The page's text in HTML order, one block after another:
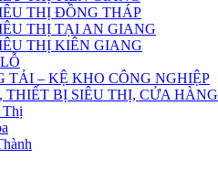
THỊ ĐỒNG THÁP
THỊ TẠI AN GIANG
THỊ KIÊN GIANG
TẢI – KỆ KHO CÔNG NGHIỆP
THIẾT BỊ SIÊU THỊ, CỬA HÀNG
Thị